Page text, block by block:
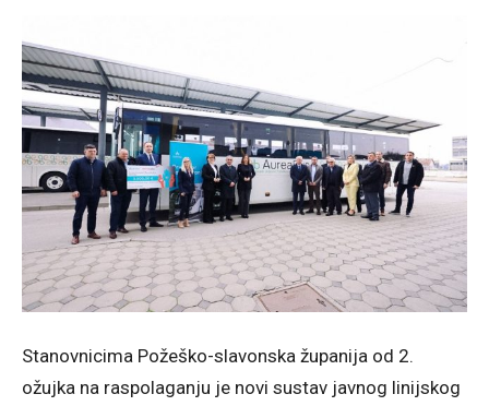
Stanovnicima Požeško-slavonska županija od 2.
ožujka na raspolaganju je novi sustav javnog linijskog